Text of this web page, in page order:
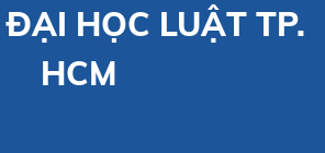
HỌC LUẬT TP.
HCM